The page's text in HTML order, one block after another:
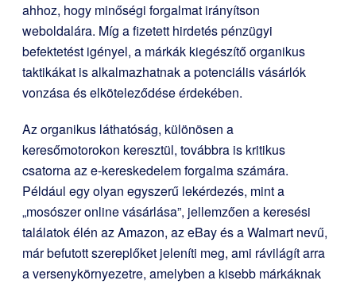
ahhoz, hogy minőségi forgalmat irányítson
weboldalára. Míg a fizetett hirdetés pénzügyi
befektetést igényel, a márkák kiegészítő organikus
taktikákat is alkalmazhatnak a potenciális vásárlók
vonzása és elköteleződése érdekében.
Az organikus láthatóság, különösen a
keresőmotorokon keresztül, továbbra is kritikus
csatorna az e-kereskedelem forgalma számára.
Például egy olyan egyszerű lekérdezés, mint a
„mosószer online vásárlása”, jellemzően a keresési
találatok élén az Amazon, az eBay és a Walmart nevű,
már befutott szereplőket jeleníti meg, ami rávilágít arra
a versenykörnyezetre, amelyben a kisebb márkáknak